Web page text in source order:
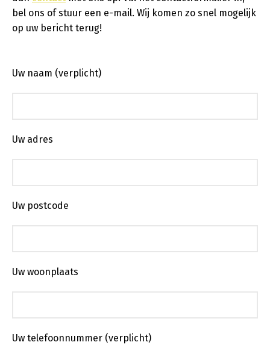
bel ons of stuur een e-mail. Wij komen zo snel mogelijk
op uw bericht terug!
Uw naam (verplicht)
Uw adres
Uw postcode
Uw woonplaats
Uw telefoonnummer (verplicht)